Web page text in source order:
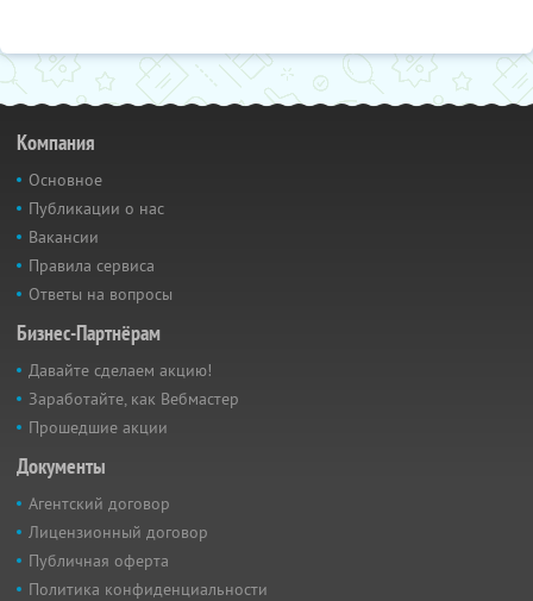
Компания
Основное
Публикации о нас
Вакансии
Правила сервиса
Ответы на вопросы
Бизнес-Партнёрам
Давайте сделаем акцию!
Заработайте, как Вебмастер
Прошедшие акции
Документы
Агентский договор
Лицензионный договор
Публичная оферта
Политика конфиденциальности